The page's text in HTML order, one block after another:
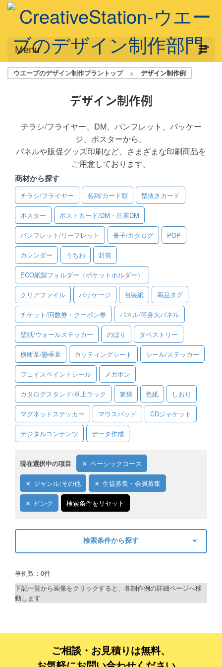
Menu
サービス概要
デザインプラン
フルデザイン
データ修正
写真からイラスト作成
デザイン制作例
ご利用料金
ご利用ガイド
ご利用の流れ
ご注文方法について
キャンセルについて
FAQ（よくあるご質問）
資料をダウンロード
ご利用規約
お見積り・お問合せ
ウエーブのデザイン制作プラントップ > デザイン制作例
デザイン制作例
チラシ/フライヤー、DM、パンフレット、パッケー
ジ、ポスターから、
パネルや販促グッズ印刷など、さまざまな印刷商品を
ご用意しております。
商材から探す
チラシ/フライヤー 名刺/カード類 型抜きカード
ポスター ポストカード/DM・圧着DM
パンフレット/リーフレット 冊子/カタログ POP
カレンダー うちわ 封筒
ECO紙製フォルダー（ポケットホルダー）
クリアファイル パッケージ 包装紙 商品タグ
チケット/回数券・クーポン券 パネル/等身大パネル
壁紙/ウォールステッカー のぼり タペストリー
横断幕/懸垂幕 カッティングシート シール/ステッカー
フェイスペイントシール メガホン
カタログスタンド/卓上ラック 箸袋 色紙 しおり
マグネットステッカー マウスパッド CDジャケット
デジタルコンテンツ データ作成
現在選択中の項目 ベーシックコース
ジャンル:その他 生徒募集・会員募集
ピンク 検索条件をリセット
検索条件から探す
制作プランで探す
ベーシックコース
シルバーコース
事例数：0件
下記一覧から画像をクリックすると、各制作例の詳細ページへ移
動します
ご相談・お見積りは無料、